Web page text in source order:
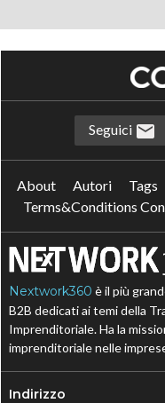
Seguici
About Autori Tags
Terms&Conditions
Nextwork360 è il più
B2B dedicati ai temi della
Imprenditoriale. Ha la
imprenditoriale nelle
Indirizzo